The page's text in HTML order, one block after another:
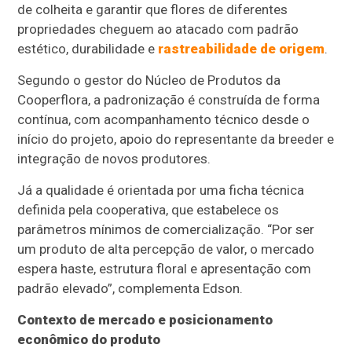
de colheita e garantir que flores de diferentes
propriedades cheguem ao atacado com padrão
estético, durabilidade e rastreabilidade de origem.
Segundo o gestor do Núcleo de Produtos da
Cooperflora, a padronização é construída de forma
contínua, com acompanhamento técnico desde o
início do projeto, apoio do representante da breeder e
integração de novos produtores.
Já a qualidade é orientada por uma ficha técnica
definida pela cooperativa, que estabelece os
parâmetros mínimos de comercialização. “Por ser
um produto de alta percepção de valor, o mercado
espera haste, estrutura floral e apresentação com
padrão elevado”, complementa Edson.
Contexto de mercado e posicionamento
econômico do produto